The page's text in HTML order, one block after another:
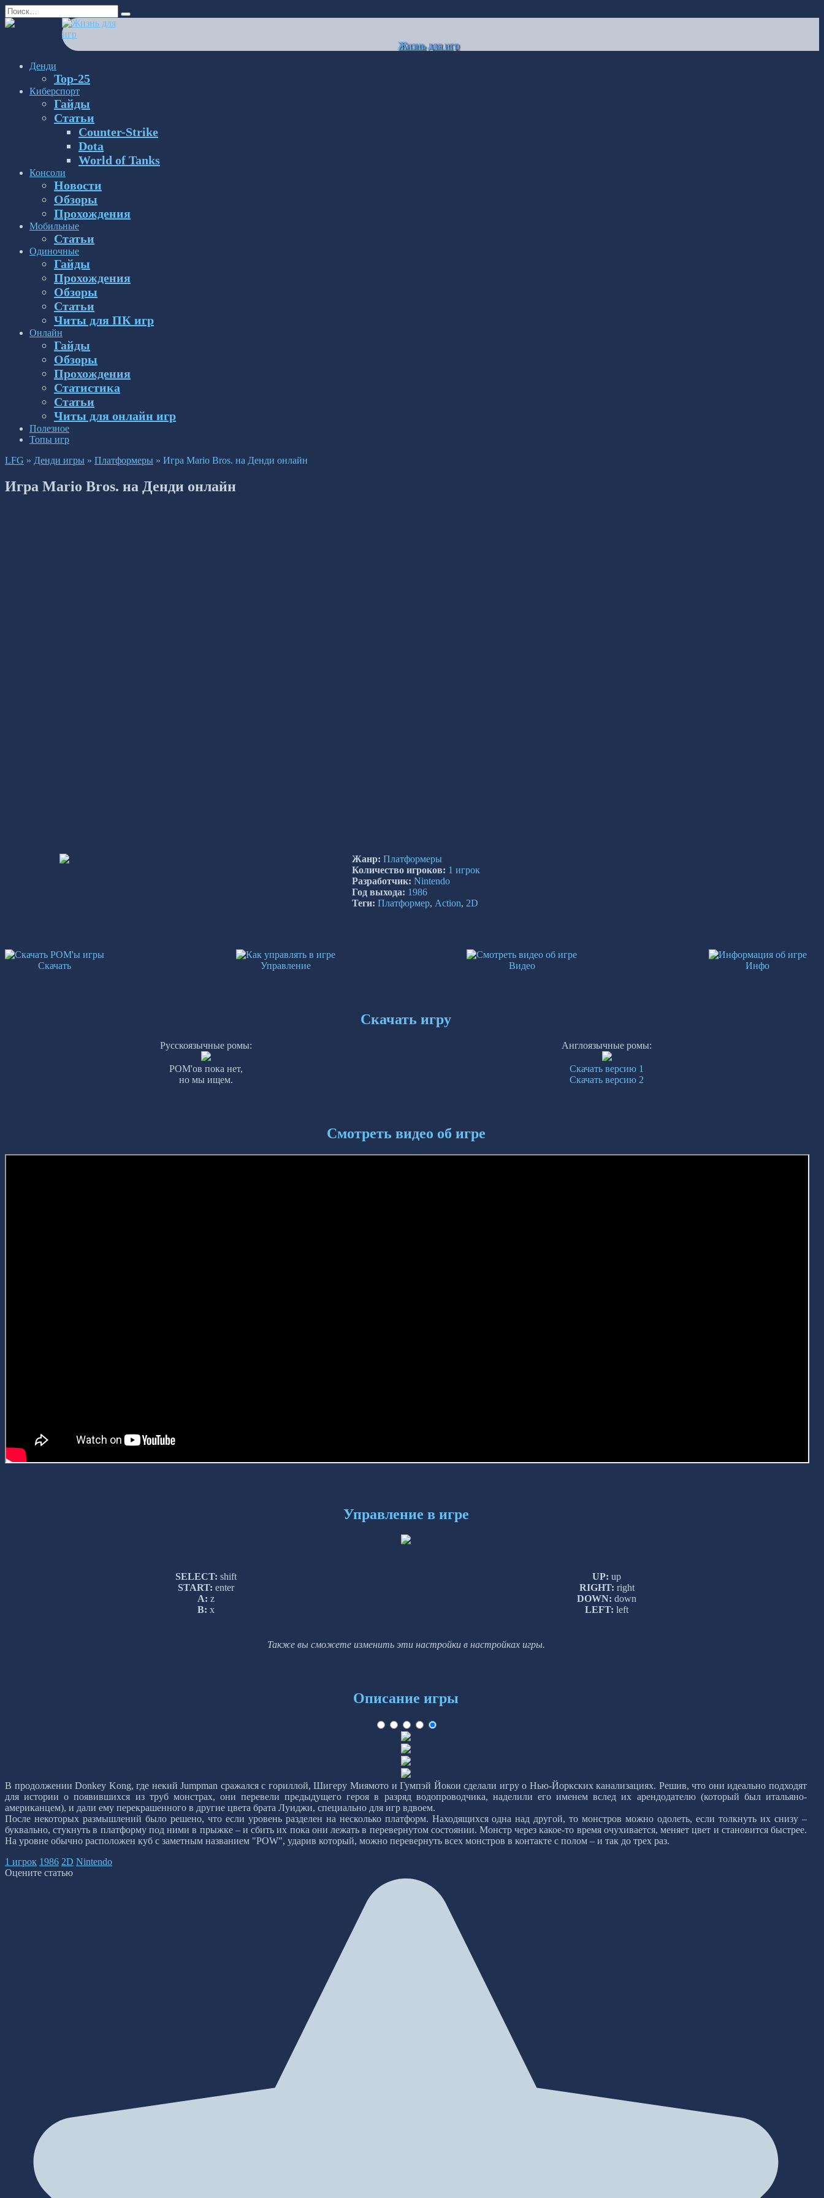
Перейти
к
Search
for:
Жизнь для игр
Денди
Top-25
Киберспорт
Гайды
Статьи
Counter-Strike
Dota
World of Tanks
Консоли
Новости
Обзоры
Прохождения
Мобильные
Статьи
Одиночные
Гайды
Прохождения
Обзоры
Статьи
Читы для ПК игр
Онлайн
Гайды
Обзоры
Прохождения
Статистика
Статьи
Читы для онлайн игр
Полезное
Топы игр
LFG » Денди игры » Платформеры » Игра Mario Bros. на Денди онлайн
Игра Mario Bros. на Денди онлайн
Жанр: Платформеры
Количество игроков: 1 игрок
Разработчик: Nintendo
Год выхода: 1986
Теги: Платформер, Action, 2D
Скачать Управление Видео Инфо
Скачать игру
Русскоязычные ромы:
РОМ'ов пока нет,
но мы ищем.
Англоязычные ромы:
Скачать версию 1
Скачать версию 2
Смотреть видео об игре
Управление в игре
SELECT: shift
START: enter
A: z
B: x
UP: up
RIGHT: right
DOWN: down
LEFT: left
Также вы сможете изменить эти настройки в настройках игры.
Описание игры
В продолжении Donkey Kong, где некий Jumpman сражался с гориллой, Шигеру Миямото и Гумпэй Йокои сделали игру о Нью-Йоркских канализациях. Решив, что они идеально подходят
для истории о появившихся из труб монстрах, они перевели предыдущего героя в разряд водопроводчика, наделили его именем вслед их арендодателю (который был итальяно-
американцем), и дали ему перекрашенного в другие цвета брата Луиджи, специально для игр вдвоем.
После некоторых размышлений было решено, что если уровень разделен на несколько платформ. Находящихся одна над другой, то монстров можно одолеть, если толкнуть их снизу –
буквально, стукнуть в платформу под ними в прыжке – и сбить их пока они лежать в перевернутом состоянии. Монстр через какое-то время очухивается, меняет цвет и становится быстрее.
На уровне обычно расположен куб с заметным названием "POW", ударив который, можно перевернуть всех монстров в контакте с полом – и так до трех раз.
1 игрок 1986 2D Nintendo
Оцените статью